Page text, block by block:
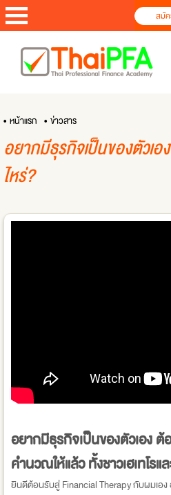
สมั
• หน้าแรก • ข่าวสาร
อยากมีธุรกิจเป็นของตัวเอ
ไหร่?
อยากมีธุรกิจเป็นของตัวเอง ต้
คำนวณให้แล้ว ทั้งชาวเฮเทโร
ยินดีต้อนรับสู่ Financial Therapy กับผมเอง